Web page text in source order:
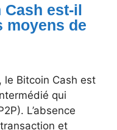
est-il
moyens de
le Bitcoin Cash est
qui
L’absence
et